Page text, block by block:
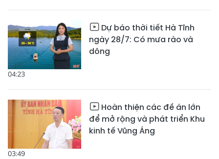
04:23
Dự báo thời tiết Hà Tĩnh
ngày 28/7: Có mưa rào và
dông
03:49
Hoàn thiện các đề án lớn
để mở rộng và phát triển Khu
kinh tế Vũng Áng